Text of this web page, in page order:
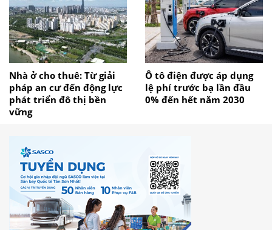
Nhà ở cho thuê: Từ giải
pháp an cư đến động lực
phát triển đô thị bền
vững
Ô tô điện được áp dụng
lệ phí trước bạ lần đầu
0% đến hết năm 2030